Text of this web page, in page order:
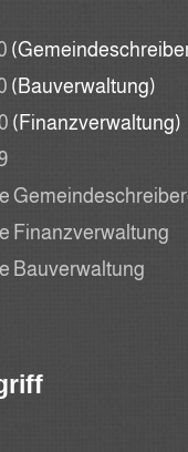
(Bauverwaltung)
(Finanzverwaltung)
Finanzverwaltung
Bauverwaltung